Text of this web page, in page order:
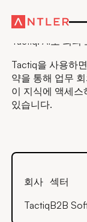
창업자 이야기
Tactiq: AI로 회의
Tactiq을 사용하
약을 통해 업무
이 지식에 액세
있습니다.
회사
Tactiq
섹터
B2B